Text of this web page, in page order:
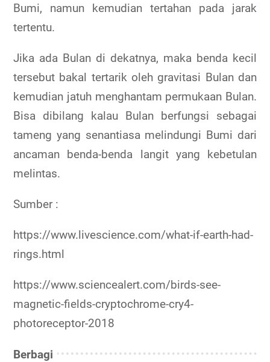
Bumi, namun kemudian tertahan pada jarak
tertentu.
Jika ada Bulan di dekatnya, maka benda kecil
tersebut bakal tertarik oleh gravitasi Bulan dan
kemudian jatuh menghantam permukaan Bulan.
Bisa dibilang kalau Bulan berfungsi sebagai
tameng yang senantiasa melindungi Bumi dari
ancaman benda-benda langit yang kebetulan
melintas.
Sumber :
https://www.livescience.com/what-if-earth-had-
rings.html
https://www.sciencealert.com/birds-see-
magnetic-fields-cryptochrome-cry4-
photoreceptor-2018
Berbagi